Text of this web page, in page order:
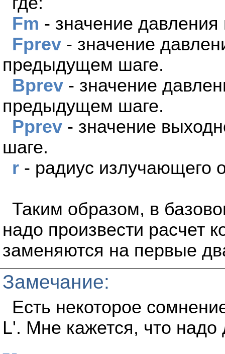
Fm - значение
Fprev - значение
предыдущем шаге.
Bprev - значение
предыдущем шаге.
Pprev - значение
шаге.
r - радиус излучающего
Таким образом, в
надо произвести расчет
заменяются на первые
Замечание:
Есть некоторое
L'. Мне кажется, что